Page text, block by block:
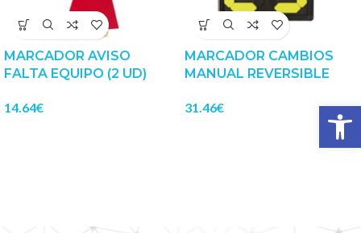
MARCADOR AVISO
FALTA EQUIPO (2 UD)
14.64€
MARCADOR CAMBIOS
MANUAL REVERSIBLE
31.46€ Abrir